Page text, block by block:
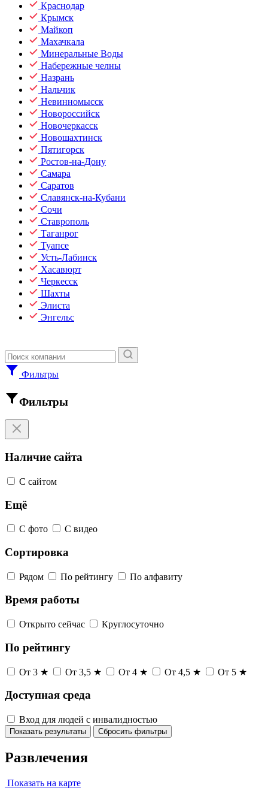
Краснодар
Крымск
Майкоп
Махачкала
Минеральные Воды
Набережные челны
Назрань
Нальчик
Невинномысск
Новороссийск
Новочеркасск
Новошахтинск
Пятигорск
Ростов-на-Дону
Самара
Саратов
Славянск-на-Кубани
Сочи
Ставрополь
Таганрог
Туапсе
Усть-Лабинск
Хасавюрт
Черкесск
Шахты
Элиста
Энгельс
Фильтры
Фильтры
Наличие сайта
С сайтом
Ещё
С фото С видео
Сортировка
Рядом По рейтингу По алфавиту
Время работы
Открыто сейчас Круглосуточно
По рейтингу
От 3 ★ От 3,5 ★ От 4 ★ От 4,5 ★ От 5 ★
Доступная среда
Вход для людей с инвалидностью
Показать результаты Сбросить фильтры
Развлечения
Показать на карте